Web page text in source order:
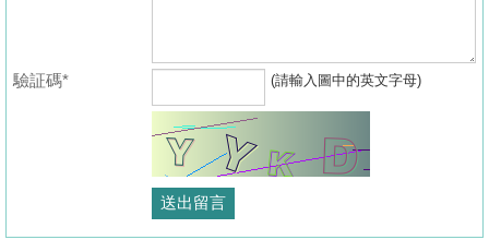
驗証碼* (請輸入圖中的英文字母)